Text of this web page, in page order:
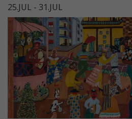
25.JUL - 31.JUL